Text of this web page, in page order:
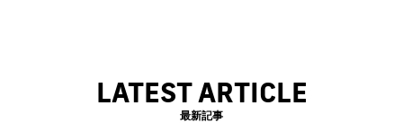
LATEST ARTICLE
最新記事